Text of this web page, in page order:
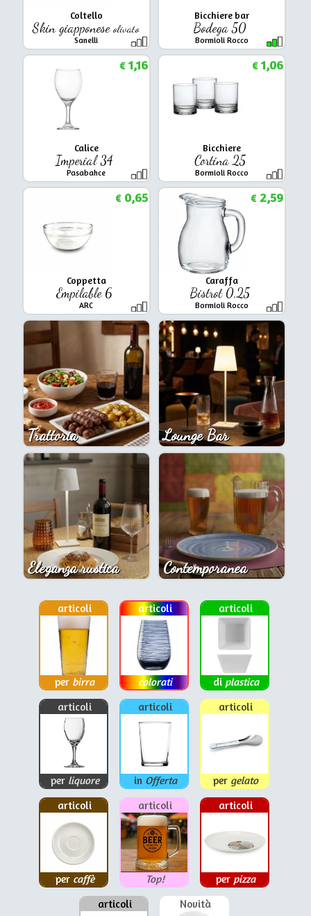
Coltello
Skin giapponeseolivato
Sanelli
Bicchiere bar
Bodega 50
Bormioli Rocco
Calice
Imperial 34
Pasabahce
€1,16
Bicchiere
Cortina 25
Bormioli Rocco
€1,06
Coppetta
Empilable 6
ARC
€0,65
Caraffa
Bistrot 0,25
Bormioli Rocco
€2,59
Trattoria Lounge Bar
Eleganza rustica Contemporanea
articoli
per birra
articoli
colorati
articoli
di plastica
articoli
per liquore
articoli
in Offerta
articoli
per gelato
articoli
per caffè
articoli
Top!
articoli
per pizza
articoli
Novità